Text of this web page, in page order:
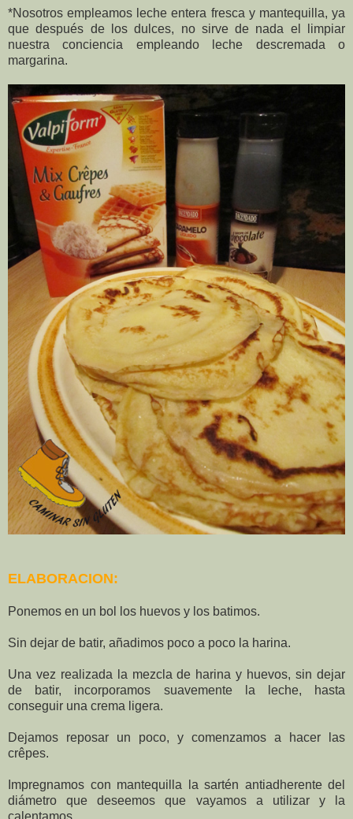
*Nosotros empleamos leche entera fresca y mantequilla, ya
que después de los dulces, no sirve de nada el limpiar
nuestra conciencia empleando leche descremada o
margarina.
ELABORACION:
Ponemos en un bol los huevos y los batimos.
Sin dejar de batir, añadimos poco a poco la harina.
Una vez realizada la mezcla de harina y huevos, sin dejar
de batir, incorporamos suavemente la leche, hasta
conseguir una crema ligera.
Dejamos reposar un poco, y comenzamos a hacer las
crêpes.
Impregnamos con mantequilla la sartén antiadherente del
diámetro que deseemos que vayamos a utilizar y la
calentamos.